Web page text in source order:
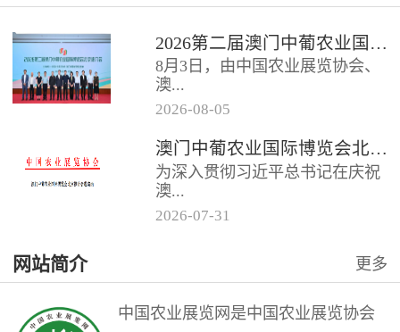
2026第二届澳门中葡农业国际博览会北京推介会圆满召开
8月3日，由中国农业展览协会、
澳...
门中葡商贸促进协会共同主办的
“第二届澳门中葡农业国际博览会
北京推介会”在全国农业展览馆
召...
2026-08-05
澳门中葡农业国际博览会北京推介会邀请函
为深入贯彻习近平总书记在庆祝
澳...
讲话精神，充分发挥澳门作为中
国与葡语国家商贸合作服务平台
的优...
2026-07-31
网站简介 更多
中国农业展览网是中国农业展览协会